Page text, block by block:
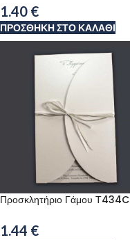
1.40 €
ΠΡΟΣΘΉΚΗ ΣΤΟ ΚΑΛΆΘΙ
Προσκλητήριο Γάμου Τ434C
1.44 €